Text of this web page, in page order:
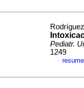
Pediatr.
1249
·